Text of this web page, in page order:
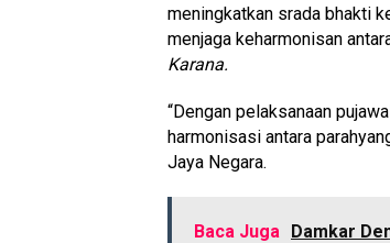
meningkatkan srada bhakti
menjaga keharmonisan
Karana.
“Dengan pelaksanaan
harmonisasi antara
Jaya Negara.
Baca Juga Damkar